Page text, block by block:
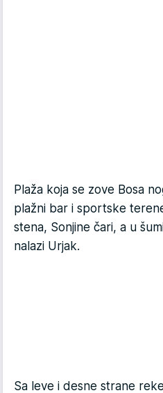
Plaža koja se zove Bosa
plažni bar i sportske
stena, Sonjine čari, a u
nalazi Urjak.
Sa leve i desne strane